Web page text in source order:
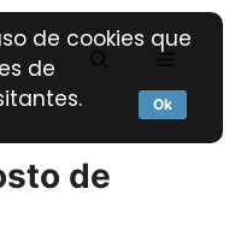
de
de cookies que
de
Ok